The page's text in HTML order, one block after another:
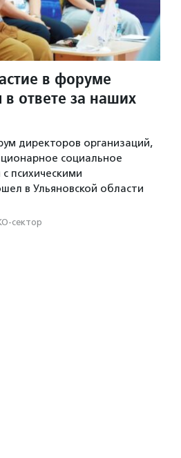
в форуме
ответе за наших
директоров организаций,
социальное
психическими
в Ульяновской области
сектор